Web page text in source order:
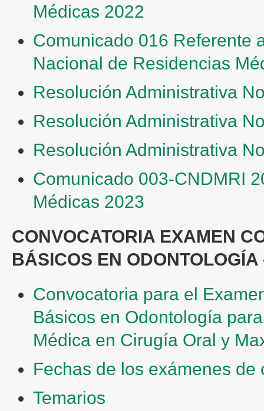
Médicas 2022
Comunicado 016 Referente
Nacional de Residencias
Resolución Administrativa
Resolución Administrativa
Resolución Administrativa
Comunicado 003-CNDMRI
Médicas 2023
CONVOCATORIA EXAMEN
BÁSICOS EN
Convocatoria para el
Básicos en Odontología
Médica en Cirugía Oral y
Fechas de los exámenes
Temarios